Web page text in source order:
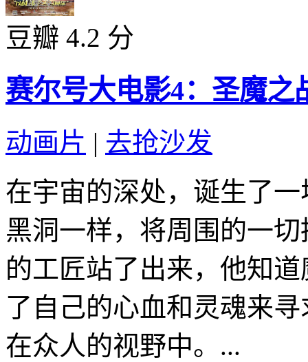
豆瓣 4.2 分
赛尔号大电影4：圣魔之
动画片 | 去抢沙发
在宇宙的深处，诞生了
黑洞一样，将周围的一
的工匠站了出来，他知
了自己的心血和灵魂来
在众人的视野中。...